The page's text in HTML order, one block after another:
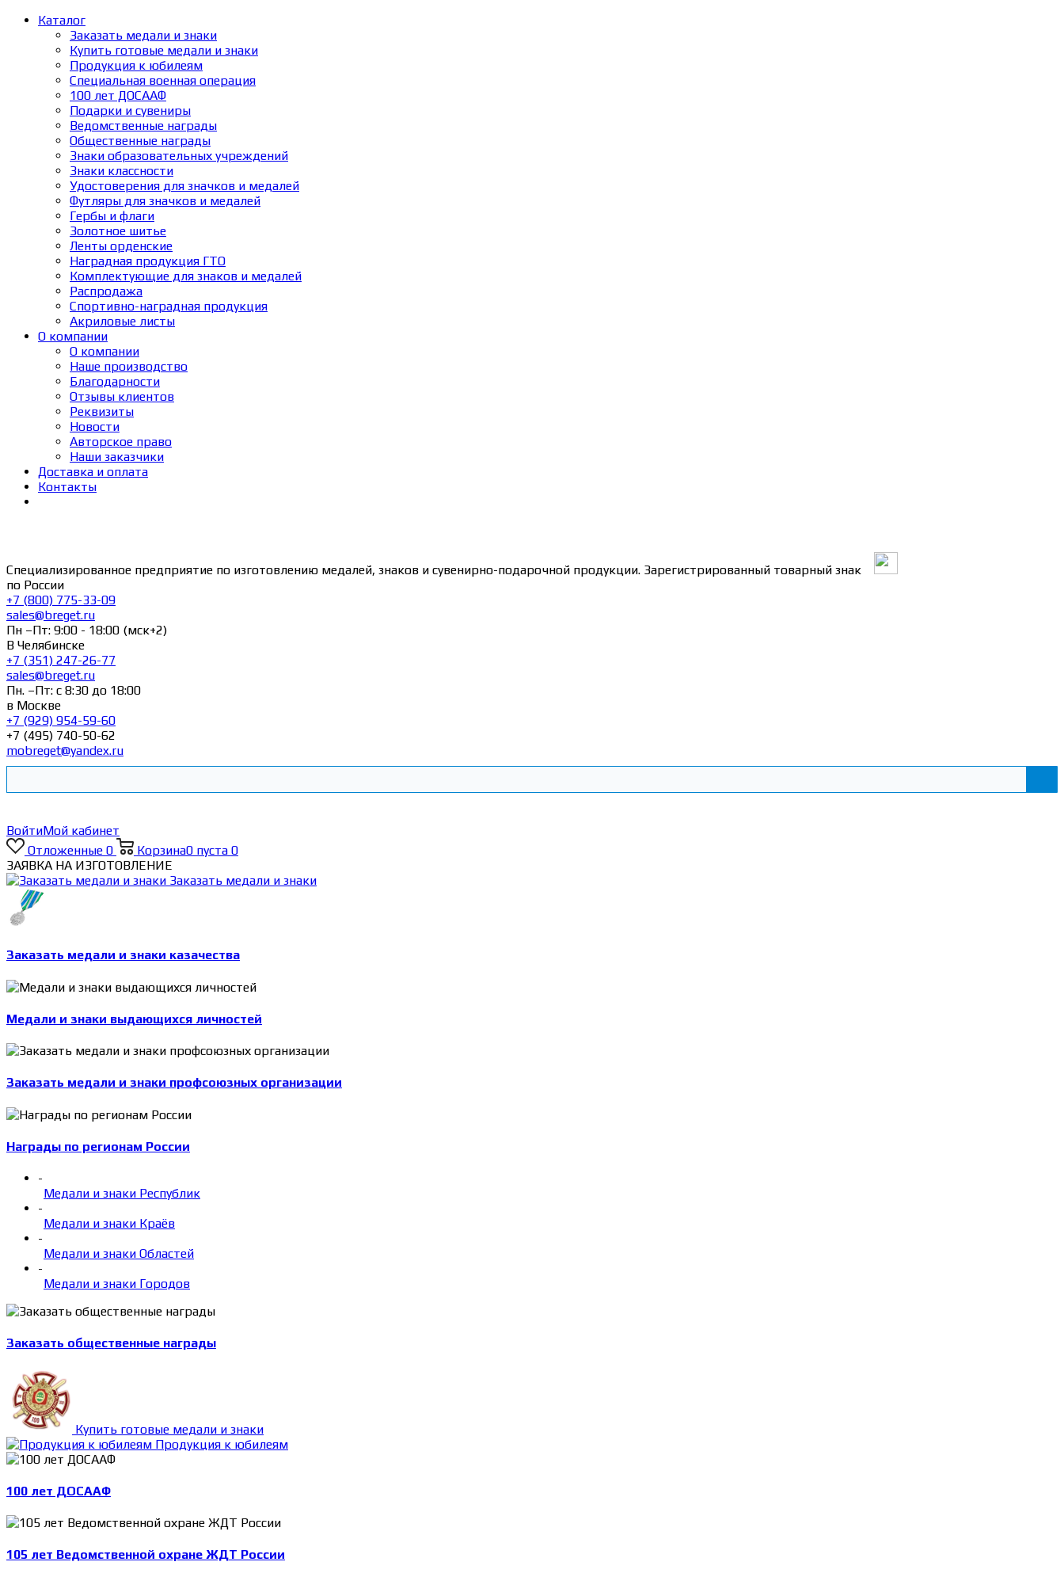
Каталог
Заказать медали и знаки
Купить готовые медали и знаки
Продукция к юбилеям
Специальная военная операция
100 лет ДОСААФ
Подарки и сувениры
Ведомственные награды
Общественные награды
Знаки образовательных учреждений
Знаки классности
Удостоверения для значков и медалей
Футляры для значков и медалей
Гербы и флаги
Золотное шитье
Ленты орденские
Наградная продукция ГТО
Комплектующие для знаков и медалей
Распродажа
Спортивно-наградная продукция
Акриловые листы
О компании
О компании
Наше производство
Благодарности
Отзывы клиентов
Реквизиты
Новости
Авторское право
Наши заказчики
Доставка и оплата
Контакты
Специализированное предприятие по изготовлению медалей, знаков и сувенирно-подарочной продукции. Зарегистрированный товарный знак
по России
+7 (800) 775-33-09
sales@breget.ru
Пн –Пт: 9:00 - 18:00 (мск+2)
В Челябинске
+7 (351) 247-26-77
sales@breget.ru
Пн. –Пт: с 8:30 до 18:00
в Москве
+7 (929) 954-59-60
+7 (495) 740-50-62
mobreget@yandex.ru
ВойтиМой кабинет
Отложенные 0 Корзина0 пуста 0
ЗАЯВКА НА ИЗГОТОВЛЕНИЕ
Заказать медали и знаки
Заказать медали и знаки казачества
Медали и знаки выдающихся личностей
Заказать медали и знаки профсоюзных организации
Награды по регионам России
-
Медали и знаки Республик
-
Медали и знаки Краёв
-
Медали и знаки Областей
-
Медали и знаки Городов
Заказать общественные награды
Купить готовые медали и знаки
Продукция к юбилеям
100 лет ДОСААФ
105 лет Ведомственной охране ЖДТ России